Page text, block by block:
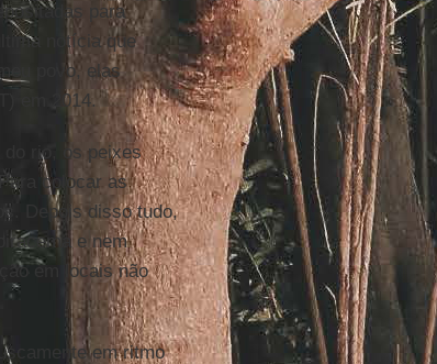
para
notícia que
povo, elas
em 2014.
do rio, os peixes
colocar as
Depois disso tudo,
e nem
em locais não
em ritmo